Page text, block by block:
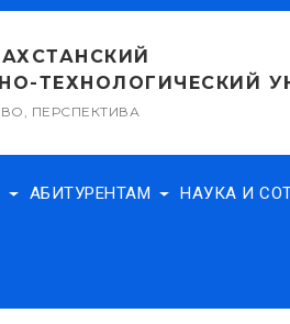
ТЕХНОЛОГИЧЕСКИЙ
ПЕРСПЕКТИВА
АБИТУРЕНТАМ НАУКА И